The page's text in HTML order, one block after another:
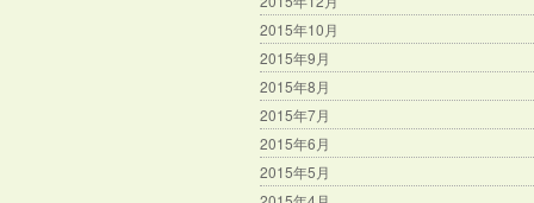
2015年10月
2015年9月
2015年8月
2015年7月
2015年6月
2015年5月